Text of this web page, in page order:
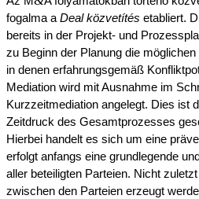
fogal­ma a Deal közve­tí­tés etabliert.
bereits in der Projekt- und
zu Beginn der Planung die
in denen erfah­rungs­ge­mäß
Media­ti­on wird mit Ausnah­me im
Kurzzeit­me­dia­ti­on angelegt. Dies ist
Zeitdruck des Gesamt­pro­zes­ses
Hierbei handelt es sich um eine
erfolgt anfangs eine grund­le­gen­de
aller betei­lig­ten Partei­en. Nicht
zwischen den Partei­en erzeugt